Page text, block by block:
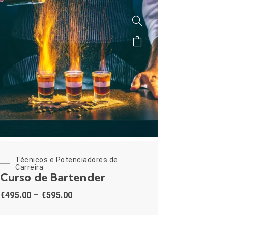
Técnicos e Potenciadores de
Carreira
Curso de Bartender
€495.00 – €595.00